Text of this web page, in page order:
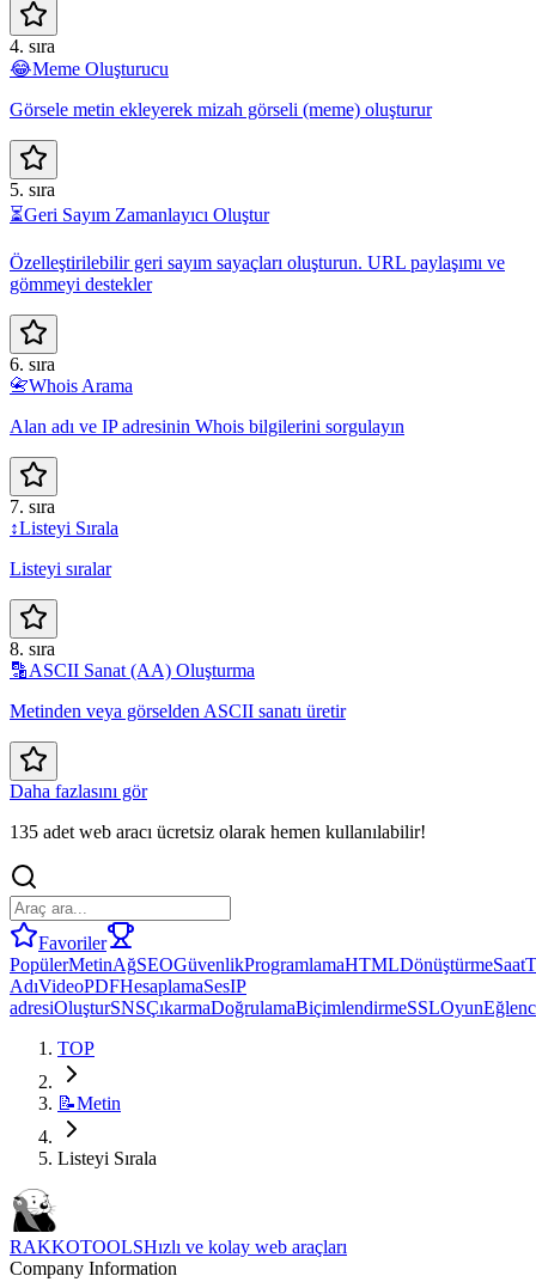
4. sıra
😂Meme Oluşturucu
Görsele metin ekleyerek mizah görseli (meme) oluşturur
5. sıra
⏳Geri Sayım Zamanlayıcı Oluştur
Özelleştirilebilir geri sayım sayaçları oluşturun. URL paylaşımı ve
gömmeyi destekler
6. sıra
📇Whois Arama
Alan adı ve IP adresinin Whois bilgilerini sorgulayın
7. sıra
↕️Listeyi Sırala
Listeyi sıralar
8. sıra
🔡ASCII Sanat (AA) Oluşturma
Metinden veya görselden ASCII sanatı üretir
Daha fazlasını gör
135 adet web aracı ücretsiz olarak hemen kullanılabilir!
Favoriler
PopülerMetinAğSEOGüvenlikProgramlamaHTMLDönüştürmeSaat
AdıVideoPDFHesaplamaSesIP
adresiOluşturSNSÇıkarmaDoğrulamaBiçimlendirmeSSLOyun
TOP
📝Metin
Listeyi Sırala
RAKKOTOOLSHızlı ve kolay web araçları
Company Information